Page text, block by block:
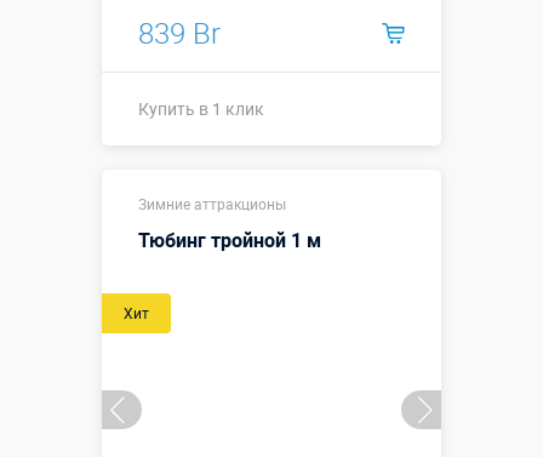
839 Br
Купить в 1 клик
Зимние аттракционы
Тюбинг тройной 1 м
Хит